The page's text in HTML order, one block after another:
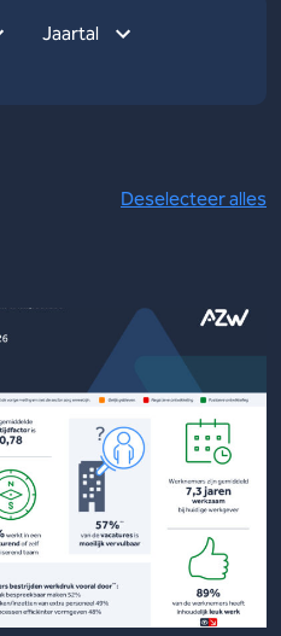
Jaartal
Deselecteer alles